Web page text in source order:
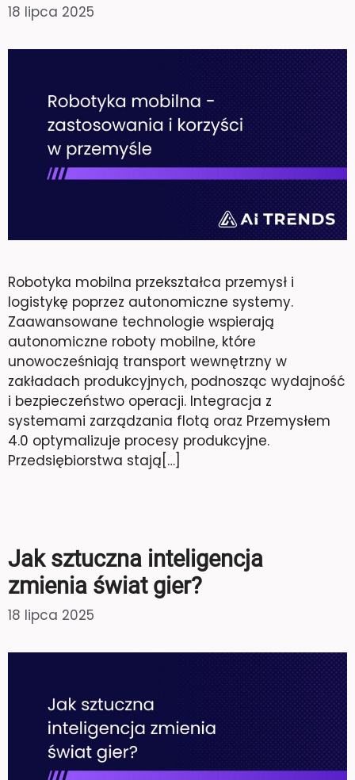
18 lipca 2025
Robotyka mobilna przekształca przemysł i
logistykę poprzez autonomiczne systemy.
Zaawansowane technologie wspierają
autonomiczne roboty mobilne, które
unowocześniają transport wewnętrzny w
zakładach produkcyjnych, podnosząc wydajność
i bezpieczeństwo operacji. Integracja z
systemami zarządzania flotą oraz Przemysłem
4.0 optymalizuje procesy produkcyjne.
Przedsiębiorstwa stają[…]
Jak sztuczna inteligencja
zmienia świat gier?
18 lipca 2025